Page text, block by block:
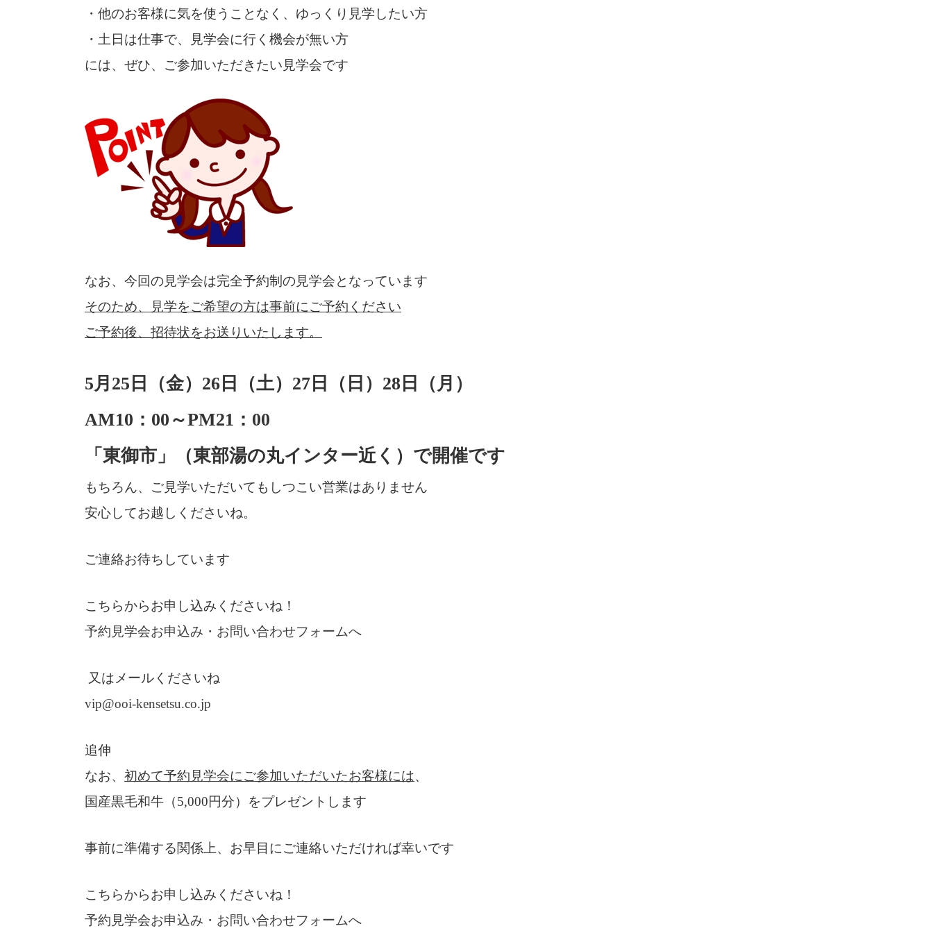
・他のお客様に気を使うことなく、ゆっくり見学したい方
・土日は仕事で、見学会に行く機会が無い方
には、ぜひ、ご参加いただきたい見学会です
なお、今回の見学会は完全予約制の見学会となっています
そのため、見学をご希望の方は事前にご予約ください
ご予約後、招待状をお送りいたします。
5月25日（金）26日（土）27日（日）28日（月）
AM10：00～PM21：00
「東御市」（東部湯の丸インター近く）で開催です
もちろん、ご見学いただいてもしつこい営業はありません
安心してお越しくださいね。
ご連絡お待ちしています
こちらからお申し込みくださいね！
予約見学会お申込み・お問い合わせフォームへ
又はメールくださいね
vip@ooi-kensetsu.co.jp
追伸
なお、 初めて予約見学会にご参加いただいたお客様には、
国産黒毛和牛（5,000円分）をプレゼントします
事前に準備する関係上、お早目にご連絡いただければ幸いです
こちらからお申し込みくださいね！
予約見学会お申込み・お問い合わせフォームへ